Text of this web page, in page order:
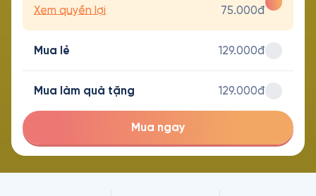
Xem quyền lợi
75.000đ
Mua lẻ 129.000đ
Mua làm quà tặng 129.000đ
Mua ngay